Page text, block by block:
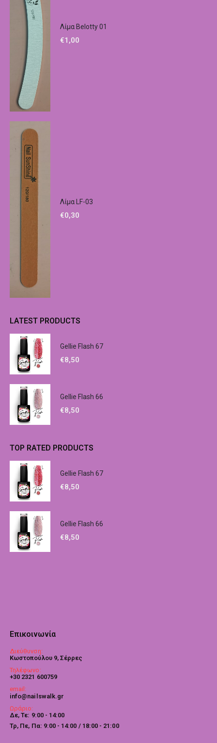
Λίμα Belotty 01
€1,00
Λίμα LF-03
€0,30
LATEST PRODUCTS
Gellie Flash 67
€8,50
Gellie Flash 66
€8,50
TOP RATED PRODUCTS
Gellie Flash 67
€8,50
Gellie Flash 66
€8,50
Επικοινωνία
Διεύθυνση:
Κωστοπούλου 9, Σέρρες
Τηλέφωνο:
+30 2321 600759
email:
info@nailswalk.gr
Ωράριο:
Δε, Τε: 9:00 - 14:00
Τρ, Πε, Πα: 9:00 - 14:00 / 18:00 - 21:00